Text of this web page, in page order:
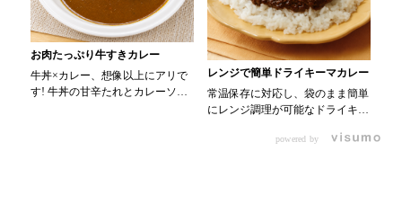
お肉たっぷり牛すきカレー
牛丼×カレー、想像以上にアリで
す! 牛丼の甘辛たれとカレーソー
レンジで簡単ドライキーマカレー
常温保存に対応し、袋のまま簡単
にレンジ調理が可能なドライキー
お店のオリジナルメニューにアレ
powered by